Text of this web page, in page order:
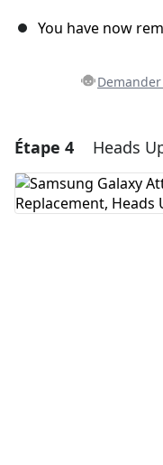
You have now
Ajouter un
Étape 4 Heads